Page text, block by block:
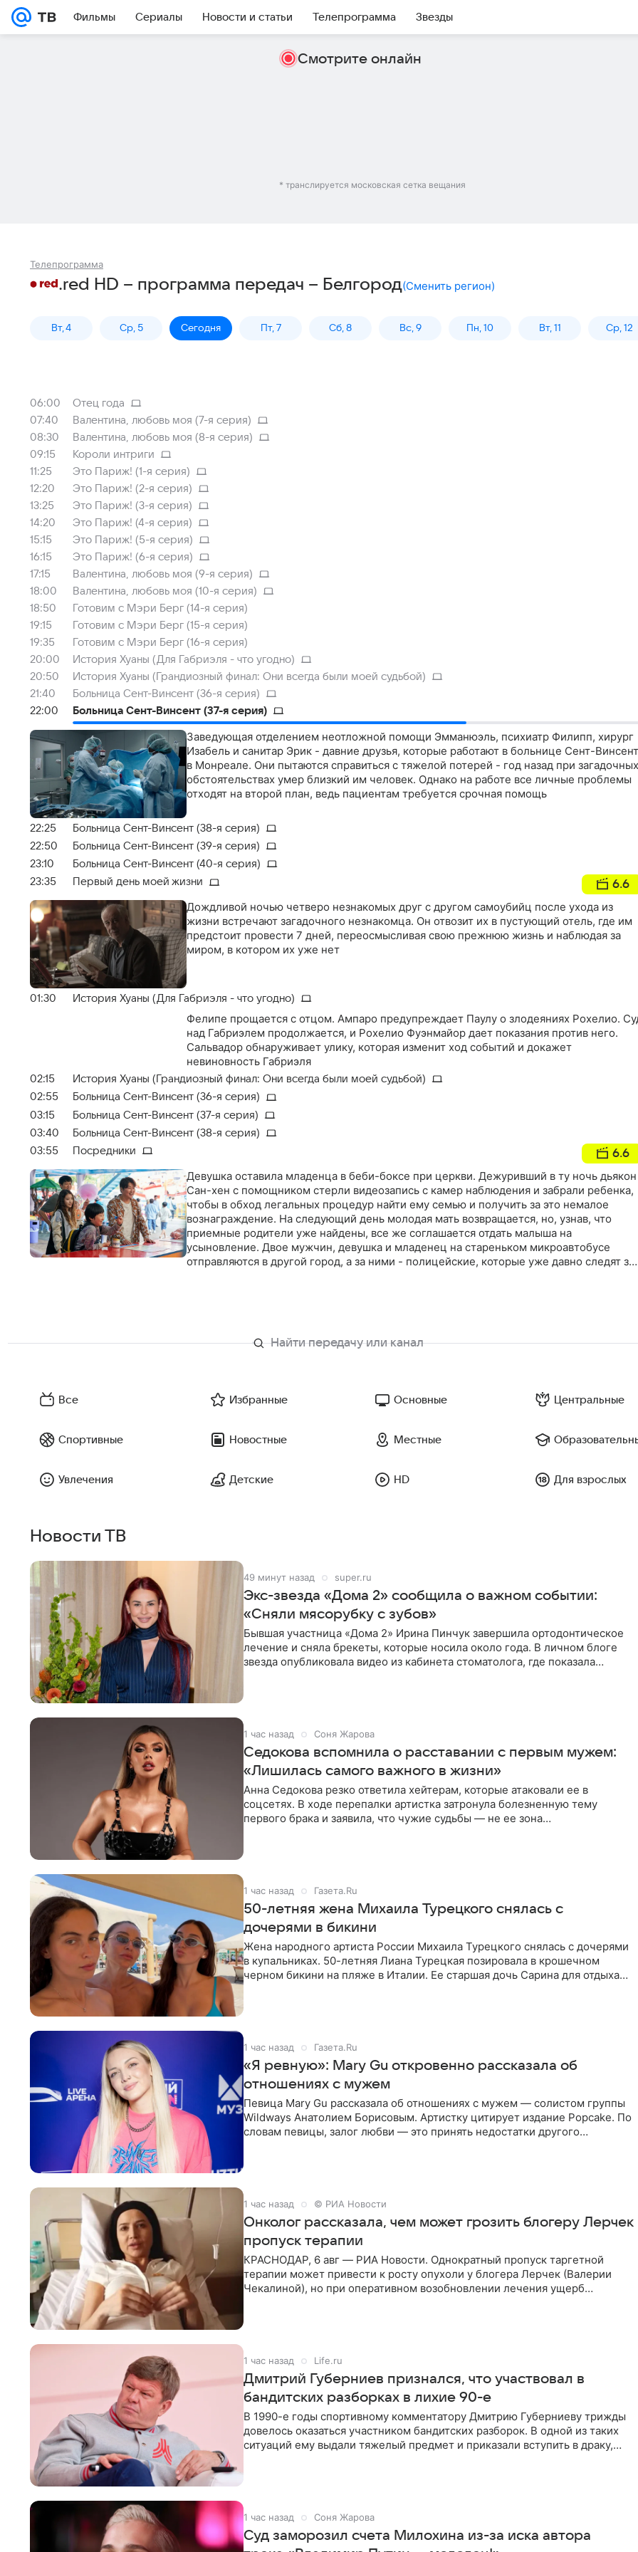
Фильмы Сериалы Новости и статьи Телепрограмма Звезды
Смотрите онлайн
* транслируется московская сетка вещания
Телепрограмма
.red HD – программа передач – Белгород(Сменить регион)
Вт, 4 Ср, 5 Сегодня Пт, 7 Сб, 8 Вс, 9 Пн, 10 Вт, 11 Ср, 12
06:00
Отец года
07:40
Валентина, любовь моя (7-я серия)
08:30
Валентина, любовь моя (8-я серия)
09:15
Короли интриги
11:25
Это Париж! (1-я серия)
12:20
Это Париж! (2-я серия)
13:25
Это Париж! (3-я серия)
14:20
Это Париж! (4-я серия)
15:15
Это Париж! (5-я серия)
16:15
Это Париж! (6-я серия)
17:15
Валентина, любовь моя (9-я серия)
18:00
Валентина, любовь моя (10-я серия)
18:50
Готовим с Мэри Берг (14-я серия)
19:15
Готовим с Мэри Берг (15-я серия)
19:35
Готовим с Мэри Берг (16-я серия)
20:00
История Хуаны (Для Габриэля - что угодно)
20:50
История Хуаны (Грандиозный финал: Они всегда были моей судьбой)
21:40
Больница Сент-Винсент (36-я серия)
22:00
Больница Сент-Винсент (37-я серия)
Заведующая отделением неотложной помощи Эмманюэль, психиатр Филипп, хирург
Изабель и санитар Эрик - давние друзья, которые работают в больнице Сент-Винсент
в Монреале. Они пытаются справиться с тяжелой потерей - год назад при загадочных
обстоятельствах умер близкий им человек. Однако на работе все личные проблемы
отходят на второй план, ведь пациентам требуется срочная помощь
22:25
Больница Сент-Винсент (38-я серия)
22:50
Больница Сент-Винсент (39-я серия)
23:10
Больница Сент-Винсент (40-я серия)
23:35
Первый день моей жизни 6.6
Дождливой ночью четверо незнакомых друг с другом самоубийц после ухода из
жизни встречают загадочного незнакомца. Он отвозит их в пустующий отель, где им
предстоит провести 7 дней, переосмысливая свою прежнюю жизнь и наблюдая за
миром, в котором их уже нет
01:30 История Хуаны (Для Габриэля - что угодно)
Фелипе прощается с отцом. Ампаро предупреждает Паулу о злодеяниях Рохелио.
над Габриэлем продолжается, и Рохелио Фуэнмайор дает показания против него.
Сальвадор обнаруживает улику, которая изменит ход событий и докажет
невиновность Габриэля
02:15
История Хуаны (Грандиозный финал: Они всегда были моей судьбой)
02:55
Больница Сент-Винсент (36-я серия)
03:15
Больница Сент-Винсент (37-я серия)
03:40
Больница Сент-Винсент (38-я серия)
03:55
Посредники 6.6
Девушка оставила младенца в беби-боксе при церкви. Дежуривший в ту ночь дьякон
Сан-хен с помощником стерли видеозапись с камер наблюдения и забрали ребенка,
чтобы в обход легальных процедур найти ему семью и получить за это немалое
вознаграждение. На следующий день молодая мать возвращается, но, узнав, что
приемные родители уже найдены, все же соглашается отдать малыша на
усыновление. Двое мужчин, девушка и младенец на стареньком микроавтобусе
отправляются в другой город, а за ними - полицейские, которые уже давно следят за
Все Избранные Основные Центральные
Спортивные Новостные Местные
Увлечения Детские HD Для взрослых
Новости ТВ
49 минут назад super.ru
Экс-звезда «Дома 2» сообщила о важном событии:
«Сняли мясорубку с зубов»
Бывшая участница «Дома 2» Ирина Пинчук завершила ортодонтическое
лечение и сняла брекеты, которые носила около года. В личном блоге
звезда опубликовала видео из кабинета стоматолога, где показала
1 час назад Соня Жарова
Седокова вспомнила о расставании с первым мужем:
«Лишилась самого важного в жизни»
Анна Седокова резко ответила хейтерам, которые атаковали ее в
соцсетях. В ходе перепалки артистка затронула болезненную тему
первого брака и заявила, что чужие судьбы — не ее зона
1 час назад Газета.Ru
50-летняя жена Михаила Турецкого снялась с
дочерями в бикини
Жена народного артиста России Михаила Турецкого снялась с дочерями
в купальниках. 50-летняя Лиана Турецкая позировала в крошечном
черном бикини на пляже в Италии. Ее старшая дочь Сарина для отдыха
1 час назад Газета.Ru
«Я ревную»: Mary Gu откровенно рассказала об
отношениях с мужем
Певица Mary Gu рассказала об отношениях с мужем — солистом группы
Wildways Анатолием Борисовым. Артистку цитирует издание Popcake. По
словам певицы, залог любви — это принять недостатки другого
1 час назад © РИА Новости
Онколог рассказала, чем может грозить блогеру Лерчек
пропуск терапии
КРАСНОДАР, 6 авг — РИА Новости. Однократный пропуск таргетной
терапии может привести к росту опухоли у блогера Лерчек (Валерии
Чекалиной), но при оперативном возобновлении лечения ущерб
1 час назад Life.ru
Дмитрий Губерниев признался, что участвовал в
бандитских разборках в лихие 90-е
В 1990-е годы спортивному комментатору Дмитрию Губерниеву трижды
довелось оказаться участником бандитских разборок. В одной из таких
ситуаций ему выдали тяжелый предмет и приказали вступить в драку,
1 час назад Соня Жарова
Суд заморозил счета Милохина из-за иска автора